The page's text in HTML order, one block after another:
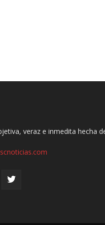
veraz e inmedita hecha